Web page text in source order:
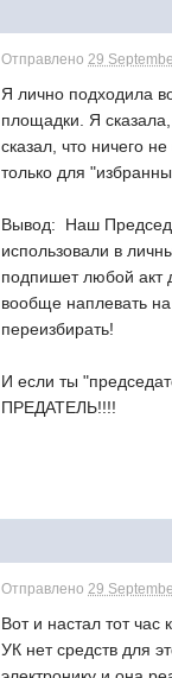
Отправлено29
Я лично подходила
площадки. Я
сказал, что ничего
только для
Вывод: Наш
использовали в
подпишет любой акт
вообще наплевать
переизбирать!
И если ты
ПРЕДАТЕЛЬ!!!!
Отправлено29
Вот и настал тот час
УК нет средств для